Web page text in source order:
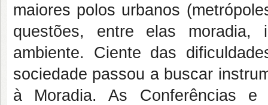
maiores polos urbanos
questões, entre elas moradia,
ambiente. Ciente das
sociedade passou a buscar
à Moradia. As Conferências e